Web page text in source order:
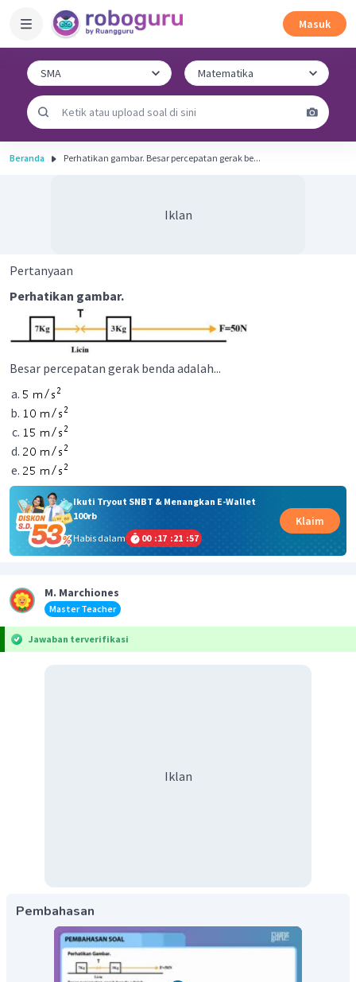
Masuk
Beranda Perhatikan gambar. Besar percepatan gerak be...
Iklan
Pertanyaan
Perhatikan gambar.
Besar percepatan gerak benda adalah...
Ikuti Tryout SNBT & Menangkan E-Wallet
100rb
Habis dalam
00 :17 :21 :57
Klaim
M. Marchiones
Master Teacher
Jawaban terverifikasi
Iklan
Pembahasan